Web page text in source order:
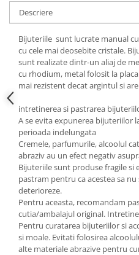
Cadouri pentru Doctori
Cadouri pentru Sfânta Maria
Martisoare
Descriere
Bijuteriile sunt lucrate manual
cu cele mai deosebite cristale.
sunt realizate dintr-un aliaj de
cu rhodium, metal folosit la
mai rezistent decat argintul si
intretinerea si pastrarea
A se evita expunerea bijuteriilor
perioada indelungata
Cremele, parfumurile, alcoolul
abraziv au un efect negativ
Bijuteriile sunt produse fragile
pastram pentru ca acestea sa nu
deterioreze.
Pentru aceasta, recomandam
cutia/ambalajul original.
Pentru curatarea bijuteriilor si
si moale. Evitati folosirea
alte materiale abrazive pentru